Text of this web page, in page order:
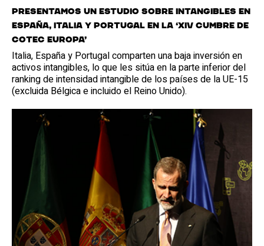
Presentamos un estudio sobre intangibles en
España, Italia y Portugal en la ‘XIV Cumbre de
Cotec Europa’
Italia, España y Portugal comparten una baja inversión en
activos intangibles, lo que les sitúa en la parte inferior del
ranking de intensidad intangible de los países de la UE-15
(excluida Bélgica e incluido el Reino Unido).